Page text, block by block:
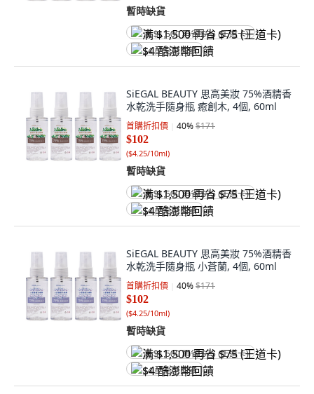
暫時缺貨
满 $1,500 再省 $75 (王道卡)
$4 酷澎幣回饋
SiEGAL BEAUTY 思高美妝 75%酒精香
水乾洗手隨身瓶 癒創木, 4個, 60ml
首購折扣價 40%$171
$102
($4.25/10ml)
暫時缺貨
满 $1,500 再省 $75 (王道卡)
$4 酷澎幣回饋
SiEGAL BEAUTY 思高美妝 75%酒精香
水乾洗手隨身瓶 小蒼蘭, 4個, 60ml
首購折扣價 40%$171
$102
($4.25/10ml)
暫時缺貨
满 $1,500 再省 $75 (王道卡)
$4 酷澎幣回饋